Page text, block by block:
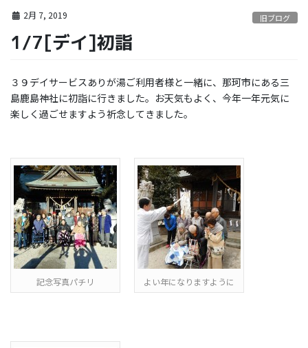
2月 7, 2019 旧ブログ
1/7[デイ]初詣
３９デイサービスありが湯ご利用者様と一緒に、那珂市にある三
島鹿島神社に初詣に行きました。お天気もよく、今年一年元気に
楽しく過ごせますよう祈念してきました。
記念写真パチリ よい年になりますように